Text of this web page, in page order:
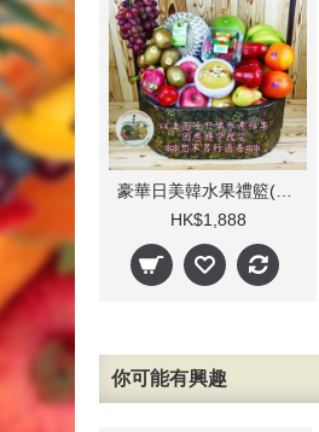
HK$1,888
你可能有興趣